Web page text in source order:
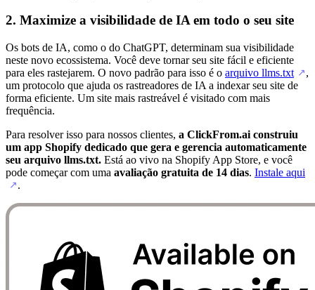
2. Maximize a visibilidade de IA em todo o seu site
Os bots de IA, como o do ChatGPT, determinam sua visibilidade
neste novo ecossistema. Você deve tornar seu site fácil e eficiente
para eles rastejarem. O novo padrão para isso é o arquivo llms.txt ↗ ,
um protocolo que ajuda os rastreadores de IA a indexar seu site de
forma eficiente. Um site mais rastreável é visitado com mais
frequência.
Para resolver isso para nossos clientes, a ClickFrom.ai construiu
um app Shopify dedicado que gera e gerencia automaticamente
seu arquivo llms.txt. Está ao vivo na Shopify App Store, e você
pode começar com uma avaliação gratuita de 14 dias. Instale aqui
↗ .